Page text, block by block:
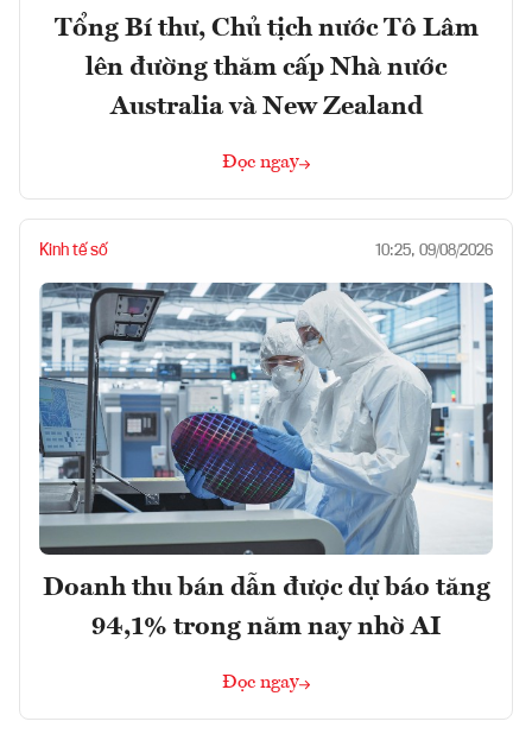
Tổng Bí thư, Chủ tịch nước Tô Lâm
lên đường thăm cấp Nhà nước
Australia và New Zealand
Đọc ngay
Kinh tế số 10:25, 09/08/2026
Doanh thu bán dẫn được dự báo tăng
94,1% trong năm nay nhờ AI
Đọc ngay